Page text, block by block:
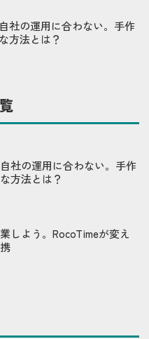
社の運用に合わない。手作
方法とは？
社の運用に合わない。手作
方法とは？
しよう。RocoTimeが変え